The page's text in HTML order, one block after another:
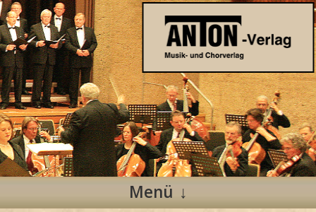
Anton Verlag
Musik- und Chorverlag
Menü